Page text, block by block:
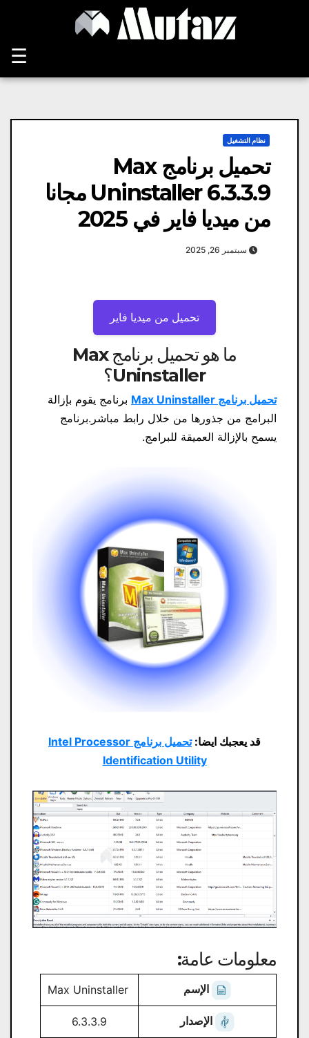
☰
نظام التشغيل
تحميل برنامج Max
Uninstaller 6.3.3.9 مجانا
من ميديا ​​فاير في 2025
سبتمبر 26, 2025
تحميل من ميديا ​​فاير
ما هو تحميل برنامج Max
Uninstaller؟
تحميل برنامج Max Uninstaller
برنامج يقوم بإزالة
البرامج من جذورها من خلال رابط مباشر.برنامج
يسمح بالإزالة العميقة للبرامج.
قد يعجبك ايضا:
تحميل برنامج Intel Processor
Identification Utility
معلومات عامة:
الإسم Max Uninstaller
الإصدار 6.3.3.9